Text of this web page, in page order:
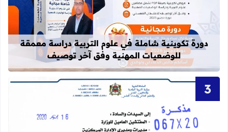
دورة تكوينية شاملة في علوم التربية دراسة معمقة
للوضعيات المهنية وفق آخر توصيف